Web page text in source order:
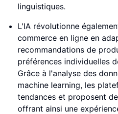
linguistiques.
L'IA révolutionne
commerce en ligne en
recommandations de
préférences individuelles
Grâce à l'analyse des
machine learning, les
tendances et proposent
offrant ainsi une